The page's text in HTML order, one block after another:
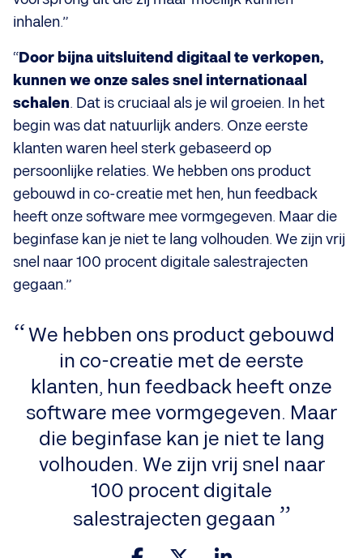
inhalen.”
“Door bijna uitsluitend digitaal te verkopen,
kunnen we onze sales snel internationaal
schalen. Dat is cruciaal als je wil groeien. In het
begin was dat natuurlijk anders. Onze eerste
klanten waren heel sterk gebaseerd op
persoonlijke relaties. We hebben ons product
gebouwd in co-creatie met hen, hun feedback
heeft onze software mee vormgegeven. Maar die
beginfase kan je niet te lang volhouden. We zijn vrij
snel naar 100 procent digitale salestrajecten
gegaan.”
We hebben ons product gebouwd
in co-creatie met de eerste
klanten, hun feedback heeft onze
software mee vormgegeven. Maar
die beginfase kan je niet te lang
volhouden. We zijn vrij snel naar
100 procent digitale
salestrajecten gegaan